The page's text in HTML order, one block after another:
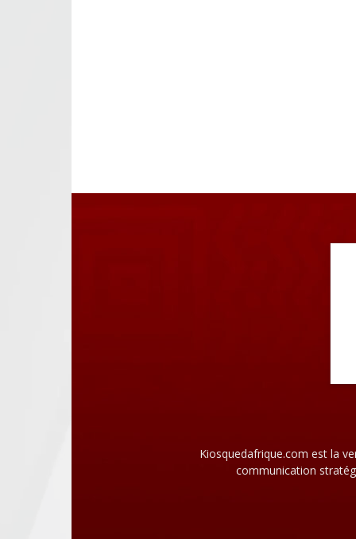
Kiosquedafrique.com est la
communication